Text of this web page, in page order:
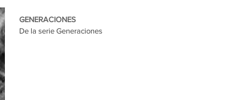
GENERACIONES
De la serie Generaciones